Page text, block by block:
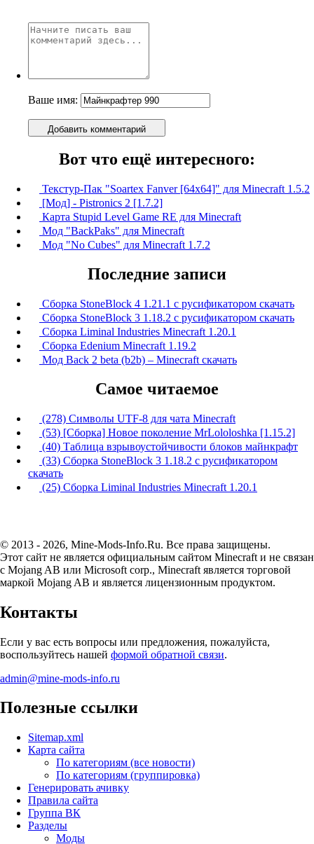
Ваше имя:
Добавить комментарий
Вот что ещё интересного:
Текстур-Пак "Soartex Fanver [64x64]" для Minecraft 1.5.2
[Мод] - Pistronics 2 [1.7.2]
Карта Stupid Level Game RE для Minecraft
Мод "BackPaks" для Minecraft
Мод "No Cubes" для Minecraft 1.7.2
Последние записи
Сборка StoneBlock 4 1.21.1 с русификатором скачать
Сборка StoneBlock 3 1.18.2 с русификатором скачать
Сборка Liminal Industries Minecraft 1.20.1
Сборка Edenium Minecraft 1.19.2
Мод Back 2 beta (b2b) – Minecraft скачать
Самое читаемое
(278) Символы UTF-8 для чата Minecraft
(53) [Сборка] Новое поколение MrLololoshka [1.15.2]
(40) Таблица взрывоустойчивости блоков майнкрафт
(33) Сборка StoneBlock 3 1.18.2 с русификатором
скачать
(25) Сборка Liminal Industries Minecraft 1.20.1
© 2013 - 2026, Mine-Mods-Info.Ru. Все права защищены.
Этот сайт не является официальным сайтом Minecraft и не связан
с Mojang AB или Microsoft corp., Minecraft является торговой
маркой Mojang AB и является лицензионным продуктом.
Контакты
Если у вас есть вопросы или предложения, пожалуйста,
воспользуйтесь нашей формой обратной связи.
admin@mine-mods-info.ru
Полезные ссылки
Sitemap.xml
Карта сайта
По категориям (все новости)
По категориям (группировка)
Генерировать ачивку
Правила сайта
Группа ВК
Разделы
Моды